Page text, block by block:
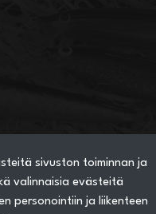
sivuston toiminnan ja
valinnaisia evästeitä
personointiin ja liikenteen